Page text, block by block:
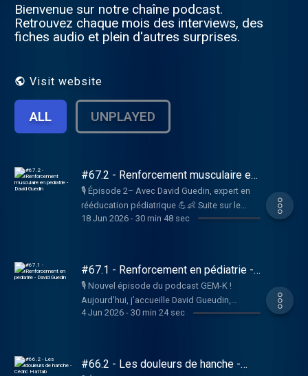
Bienvenue sur notre chaîne podcast.
Retrouvez chaque mois des interviews, des
fiches audio et plein d'autres surprises.
Visit website
ALL UNPLAYED
#67.2 - Renforcement musculaire en
pédiatrie - David Guedin
🎙️ Épisode 2– Avec David Guedin, expert en
rééducation pédiatrique 💪👶 Suite sur le
renforcement musculaire en pédiatrie et
grave ou pas 🔹 Modalités et protocoles 🔹
Place des outcomes et évaluations 🔹 Le
crossfit adapté, comment lenseigner ?r Un
épisode clair, pédagogique et riche en
#DavidGueudin #FormationKine
18 Jun 2026- 30 min 48 sec
#67.1 - Renforcement en pédiatrie -
David Guedin
🎙️ Nouvel épisode du podcast GEM-K !
Aujourd’hui, j’accueille David Gueudin,
kinésithérapeute expert en rééducation
musculaire en pédiatrie, focus paralysie
4 Jun 2026- 30 min 24 sec
#66.2 - Les douleurs de hanche -